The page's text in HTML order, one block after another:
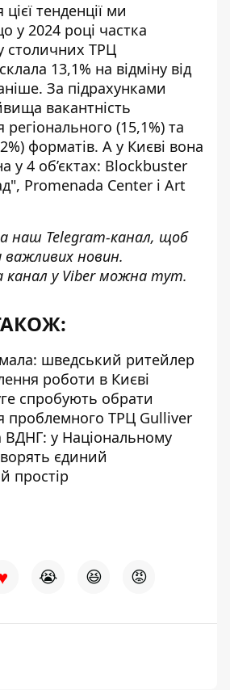
тенденції ми
у 2024 році частка
столичних ТРЦ
13,1% на відміну від
За підрахунками
вакантність
(15,1%) та
форматів. А у Києві вона
у 4 об’єктах: Blockbuster
Promenada Center і Art
наш Telegram-канал, щоб
новин.
канал у Viber можна тут.
шведський ритейлер
роботи в Києві
спробують обрати
проблемного ТРЦ Gulliver
ВДНГ: у Національному
єдиний
простір
😭 😆 😡